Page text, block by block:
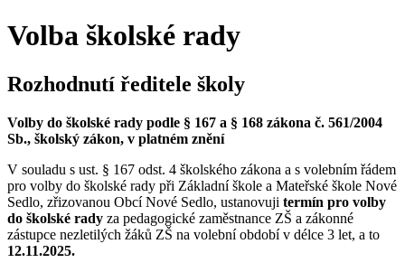
Volba školské rady
Rozhodnutí ředitele školy
Volby do školské rady podle § 167 a § 168 zákona č. 561/2004
Sb., školský zákon, v platném znění
V souladu s ust. § 167 odst. 4 školského zákona a s volebním řádem
pro volby do školské rady při Základní škole a Mateřské škole Nové
Sedlo, zřizovanou Obcí Nové Sedlo, ustanovuji termín pro volby
do školské rady za pedagogické zaměstnance ZŠ a zákonné
zástupce nezletilých žáků ZŠ na volební období v délce 3 let, a to
12.11.2025.